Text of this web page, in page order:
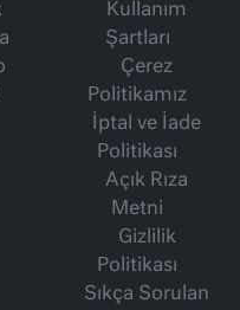
Kullanım
Şartları
Çerez
Politikamız
İptal ve İade
Politikası
Açık Rıza
Metni
Gizlilik
Politikası
Sıkça Sorulan